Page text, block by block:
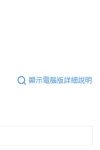
顯示電腦版詳細說明